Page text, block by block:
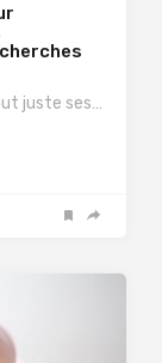
juste ses…